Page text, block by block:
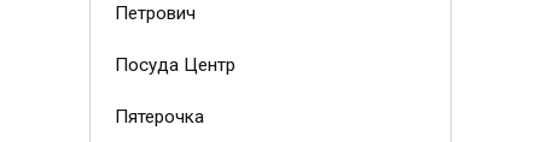
Петрович
Посуда Центр
Пятерочка